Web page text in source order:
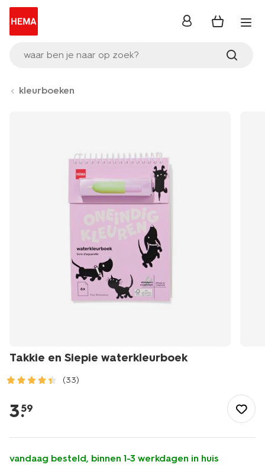
waar ben je naar op zoek?
inloggen
kleurboeken
Takkie en Siepie waterkleurboek
(33)
hobby/tekenen-
schilderen/kleurboeken/takkie-
siepie-
waterkleurboek-
15900485.html
3.
59
vandaag besteld, binnen 1-3 werkdagen in huis